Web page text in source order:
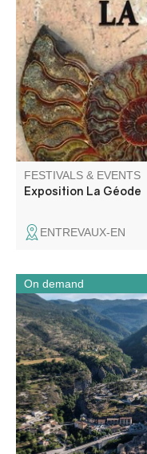
Venez découvrir une
coeur d'une ancienne
FESTIVALS & EVENTS
Exposition La Géode
ENTREVAUX-EN
Ancien château fort,
monument
de fortifications de la
On demand